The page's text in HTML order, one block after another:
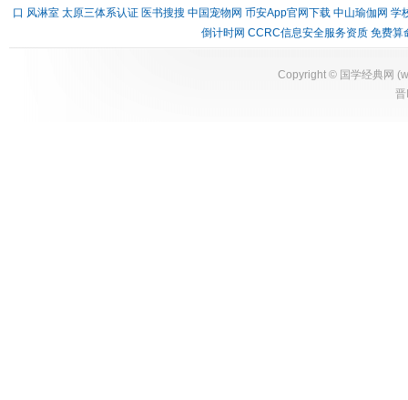
口 风淋室 太原三体系认证 医书搜搜 中国宠物网 币安App官网下载 中山瑜伽网 学
倒计时网 CCRC信息安全服务资质 免费算
Copyright © 国学经典网 (